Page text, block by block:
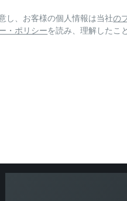
し、お客様の個人情報は当社の
・ポリシーを読み、理解したこ